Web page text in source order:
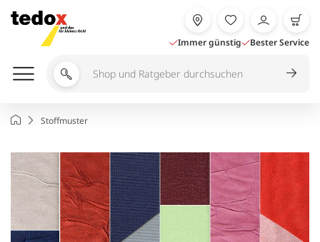
Inhalt
springen
Immer günstig Bester Service
Shop
Ratgeber
StartseiteStoffmuster